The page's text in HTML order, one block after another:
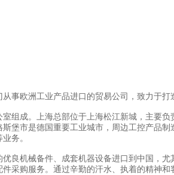
事欧洲工业产品进口的贸易公司，致力于打
组成。上海总部位于上海松江新城，主要
堡市是德国重要工业城市，周边工控产品
务。
良机械备件、成套机器设备进口到中国，
采购服务。通过辛勤的汗水、执着的精神